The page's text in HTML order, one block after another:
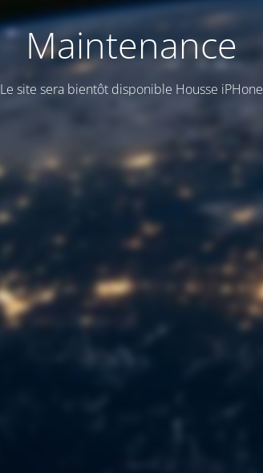
Maintenance
Le site sera bientôt disponible Housse iPHone